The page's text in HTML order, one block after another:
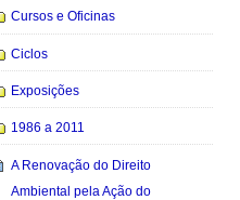
Cursos e Oficinas
Ciclos
Exposições
1986 a 2011
A Renovação do Direito
Ambiental pela Ação do